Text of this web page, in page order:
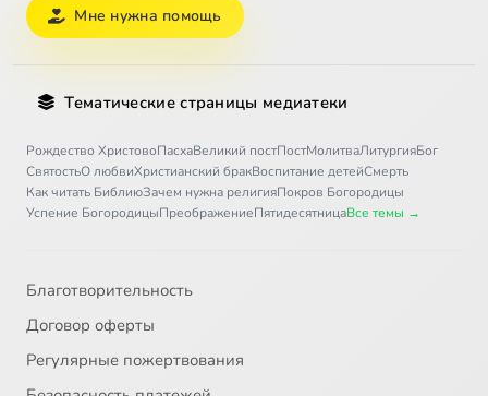
Мне нужна помощь
Тематические страницы медиатеки
Рождество ХристовоПасхаВеликий постПостМолитваЛитургияБог
СвятостьО любвиХристианский бракВоспитание детейСмерть
Как читать БиблиюЗачем нужна религияПокров Богородицы
Успение БогородицыПреображениеПятидесятницаВсе темы →
Благотворительность
Договор оферты
Регулярные пожертвования